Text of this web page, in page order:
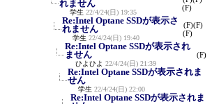
れません
学生 22/4/24(日) 19:35
(F)
Re:Intel Optane SSDが表示さ
れません
学生 22/4/24(日) 19:40
(F)(F)
(F)
Re:Intel Optane SSDが表示され
ません
ひよひよ 22/4/24(日) 21:39
(F)
Re:Intel Optane SSDが表示されま
せん
学生 22/4/24(日) 22:00
Re:Intel Optane SSDが表示されま